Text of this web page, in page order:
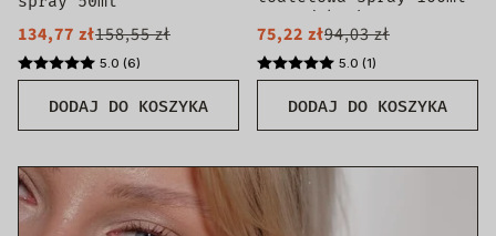
DODAJ DO KOSZYKA
134,77 zł158,55 zł
5.0 (6)
DODAJ DO KOSZYKA
- produkt bez
opakowania
75,22 zł94,03 zł
5.0 (1)